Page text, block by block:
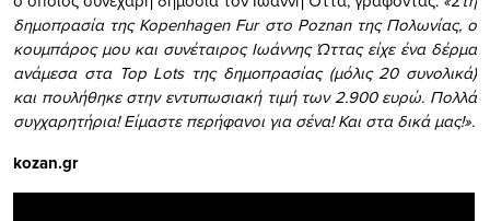
δημοπρασία της Kopenhagen Fur στο Poznan της Πολωνίας, ο
κουμπάρος μου και συνέταιρος Ιωάννης Ώττας είχε ένα δέρμα
ανάμεσα στα Top Lots της δημοπρασίας (μόλις 20 συνολικά)
και πουλήθηκε στην εντυπωσιακή τιμή των 2.900 ευρώ. Πολλά
συγχαρητήρια! Είμαστε περήφανοι για σένα! Και στα δικά μας!».
kozan.gr